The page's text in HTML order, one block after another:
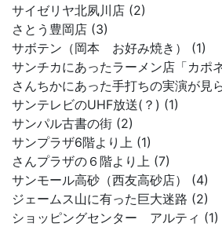
サイゼリヤ北夙川店 (2)
さとう豊岡店 (3)
サボテン（岡本 お好み焼き） (1)
サンチカにあったラーメン店「カポ
さんちかにあった手打ちの実演が見
サンテレビのUHF放送(？) (1)
サンパル古書の街 (2)
サンプラザ6階より上 (1)
さんプラザの６階より上 (7)
サンモール高砂（西友高砂店） (4)
ジェームス山に有った巨大迷路 (2)
ショッピングセンター アルティ (1)